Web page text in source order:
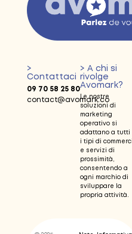
>
Contattaci
09 70 58 25 80
contact@avomark.co
> A chi si
rivolge
Avomark?
Le nostre
soluzioni di
marketing
operativo si
adattano a tutti
i tipi di commerci
e servizi di
prossimità,
consentendo a
ogni marchio di
sviluppare la
propria attività.